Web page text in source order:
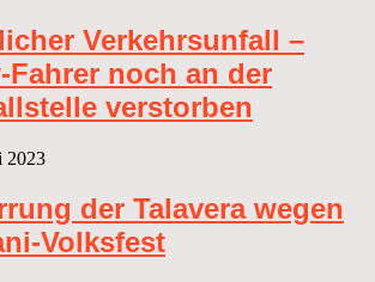
Verkehrsunfall –
Fahrer noch an der
verstorben
2023
der Talavera wegen
Volksfest